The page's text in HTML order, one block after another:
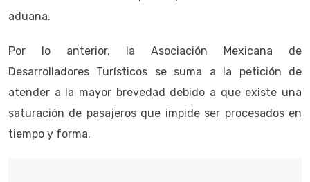
aduana.
Por lo anterior, la Asociación Mexicana de
Desarrolladores Turísticos se suma a la petición de
atender a la mayor brevedad debido a que existe una
saturación de pasajeros que impide ser procesados en
tiempo y forma.